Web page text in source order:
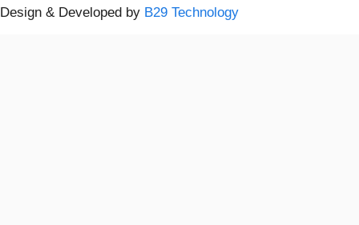
Design & Developed by B29 Technology